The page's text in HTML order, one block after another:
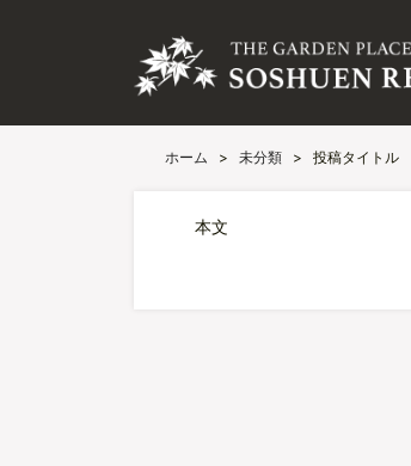
ホーム > 未分類 > 投稿タイトル
本文